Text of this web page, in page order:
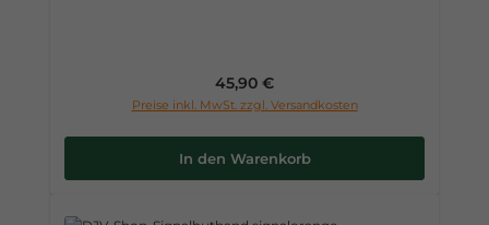
Regulärer Preis:
45,90 €
Preise inkl. MwSt. zzgl. Versandkosten
In den Warenkorb